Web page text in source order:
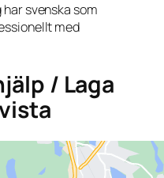
svenska som
med
/ Laga